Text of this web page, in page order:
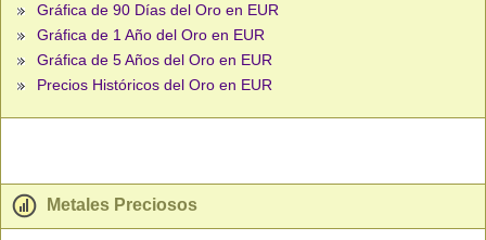
Gráfica de 90 Días del Oro en EUR
Gráfica de 1 Año del Oro en EUR
Gráfica de 5 Años del Oro en EUR
Precios Históricos del Oro en EUR
Metales Preciosos